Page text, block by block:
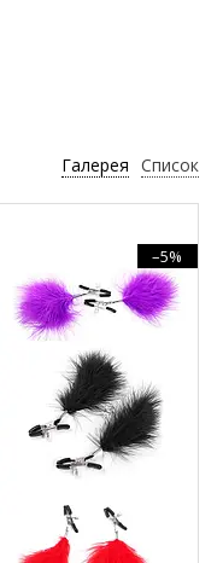
Галерея Список
–5%